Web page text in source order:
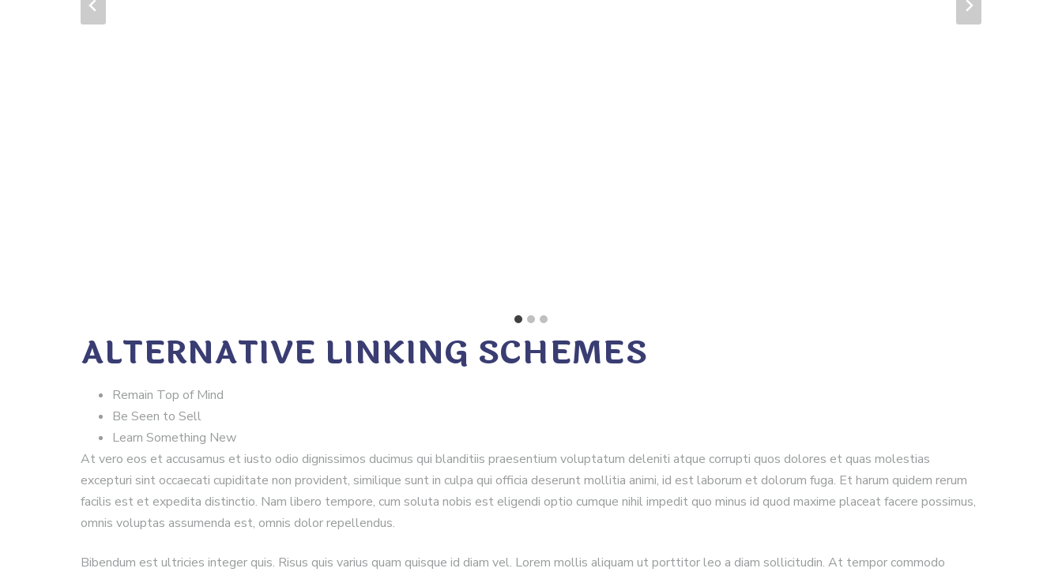
ALTERNATIVE LINKING SCHEMES
Remain Top of Mind
Be Seen to Sell
Learn Something New
At vero eos et accusamus et iusto odio dignissimos ducimus qui blanditiis praesentium voluptatum deleniti atque corrupti quos dolores et quas molestias
excepturi sint occaecati cupiditate non provident, similique sunt in culpa qui officia deserunt mollitia animi, id est laborum et dolorum fuga. Et harum quidem rerum
facilis est et expedita distinctio. Nam libero tempore, cum soluta nobis est eligendi optio cumque nihil impedit quo minus id quod maxime placeat facere possimus,
omnis voluptas assumenda est, omnis dolor repellendus.
Bibendum est ultricies integer quis. Risus quis varius quam quisque id diam vel. Lorem mollis aliquam ut porttitor leo a diam sollicitudin. At tempor commodo